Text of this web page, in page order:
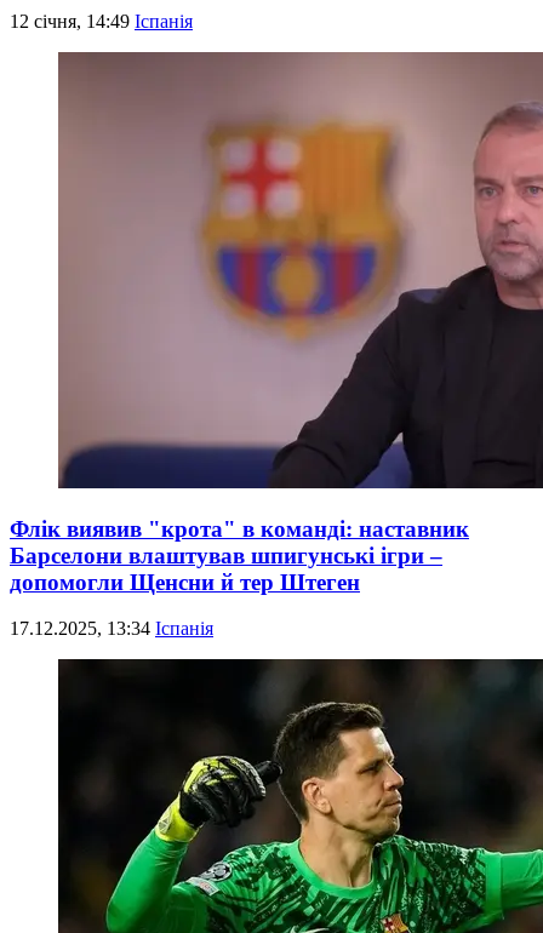
12 січня, 14:49 Іспанія
Флік виявив "крота" в команді: наставник
Барселони влаштував шпигунські ігри –
допомогли Щенсни й тер Штеген
17.12.2025, 13:34 Іспанія